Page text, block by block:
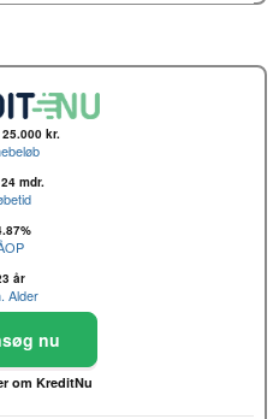
kr.
mdr.
år
Alder
nu
om KreditNu